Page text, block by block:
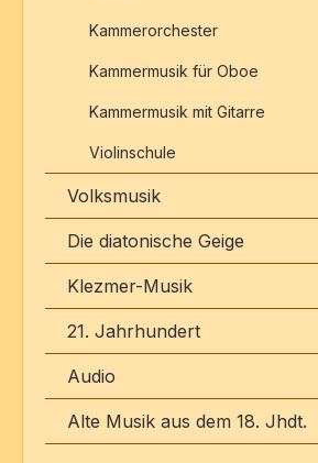
Kammerorchester
Kammermusik für Oboe
Kammermusik mit Gitarre
Violinschule
Volksmusik
Die diatonische Geige
Klezmer-Musik
21. Jahrhundert
Audio
Alte Musik aus dem 18. Jhdt.